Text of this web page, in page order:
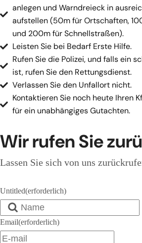
anlegen und Warndreieck in
aufstellen (50m für Ortschaften,
und 200m für Schnellstraßen).
Leisten Sie bei Bedarf Erste Hilfe.
Rufen Sie die Polizei, und falls ein
ist, rufen Sie den Rettungsdienst.
Verlassen Sie den Unfallort nicht.
Kontaktieren Sie noch heute Ihren
für ein unabhängiges Gutachten.
Wir rufen Sie
Lassen Sie sich von uns
Untitled(erforderlich)
Email(erforderlich)